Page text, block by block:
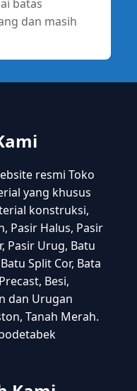
batas
dan masih
resmi Toko
yang khusus
konstruksi,
Pasir Halus, Pasir
Pasir Urug, Batu
Split Cor, Bata
Besi,
dan Urugan
Tanah Merah.